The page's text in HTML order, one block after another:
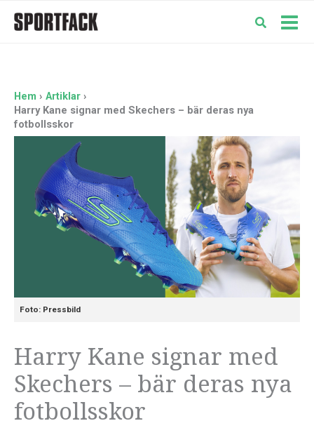
Hem
Artiklar
Harry Kane signar med Skechers – bär deras nya
fotbollsskor
Foto: Pressbild
Harry Kane signar med
Skechers – bär deras nya
fotbollsskor